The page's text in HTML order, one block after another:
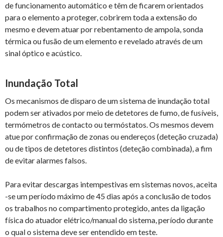
de funcionamento automático e têm de ficarem orientados
para o elemento a proteger, cobrirem toda a extensão do
mesmo e devem atuar por rebentamento de ampola, sonda
térmica ou fusão de um elemento e revelado através de um
sinal óptico e acústico.
Inundação Total
Os mecanismos de disparo de um sistema de inundação total
podem ser ativados por meio de detetores de fumo, de fusíveis,
termómetros de contacto ou termóstatos. Os mesmos devem
atue por confirmação de zonas ou endereços (deteção cruzada)
ou de tipos de detetores distintos (deteção combinada), a fim
de evitar alarmes falsos.
Para evitar descargas intempestivas em sistemas novos, aceita
-se um período máximo de 45 dias após a conclusão de todos
os trabalhos no compartimento protegido, antes da ligação
física do atuador elétrico/manual do sistema, período durante
o qual o sistema deve ser entendido em teste.